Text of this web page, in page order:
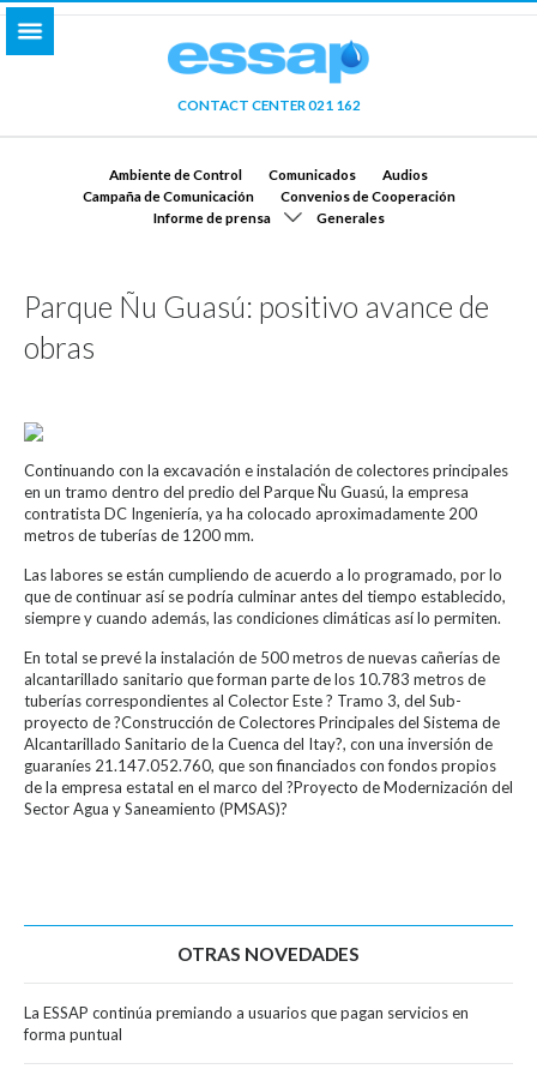
CONTACT CENTER 021 162
Ambiente de Control Comunicados
Audios
Campaña de Comunicación
Convenios de Cooperación
Informe de prensa
Generales
Parque Ñu Guasú: positivo avance de
obras
Continuando con la excavación e instalación de colectores principales
en un tramo dentro del predio del Parque Ñu Guasú, la empresa
contratista DC Ingeniería, ya ha colocado aproximadamente 200
metros de tuberías de 1200 mm.
Las labores se están cumpliendo de acuerdo a lo programado, por lo
que de continuar así se podría culminar antes del tiempo establecido,
siempre y cuando además, las condiciones climáticas así lo permiten.
En total se prevé la instalación de 500 metros de nuevas cañerías de
alcantarillado sanitario que forman parte de los 10.783 metros de
tuberías correspondientes al Colector Este ? Tramo 3, del Sub-
proyecto de ?Construcción de Colectores Principales del Sistema de
Alcantarillado Sanitario de la Cuenca del Itay?, con una inversión de
guaraníes 21.147.052.760, que son financiados con fondos propios
de la empresa estatal en el marco del ?Proyecto de Modernización del
Sector Agua y Saneamiento (PMSAS)?
OTRAS NOVEDADES
La ESSAP continúa premiando a usuarios que pagan servicios en
forma puntual